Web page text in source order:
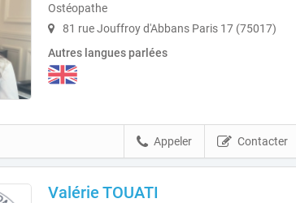
Ostéopathe
81 rue Jouffroy d'Abbans Paris 17 (75017)
Autres langues parlées
Contacter
Appeler
Valérie TOUATI